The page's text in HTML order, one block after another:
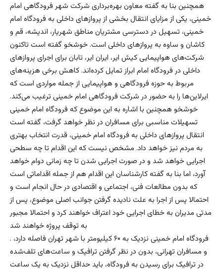
همچنین بنا به گفته معاون بهره‌برداری شرکت شهر فرودگاهی امام
خمینی، یکی از مزایای انتقال بخشی از پروازهای داخلی به فرودگاه امام
خمینی، تسهیل در دسترسی مشتریان مناطق شهریار، اندیشه، قم و
کاشان و ساوه به پروازهای داخلی است. خوشخو گفته است تاکنون
شرکت‌های هواپیمایی کیش ایر، ایران ایر، تابان برای اجرای پروازهای
داخلی در فرودگاه امام ابراز تمایل کرده‌اند. کاهش برخی هزینه‌های
مربوط به حوزه فرودگاهی و هواپیمایی از جمله مواردی است که
ایرلاین‌ها را به حضور در شرکت فرودگاهی امام خمینی ترغیب می‌کند.
خوشخو همچنین با اشاره به این موضوع که فرودگاه امام خمینی
تسهیلات مناسبی برای مسافران در نظر خواهد گرفت، گفته است
انتقال پروازهای داخلی به فرودگاه امام‌ خمینی، قدرت انتخاب بهتری
به مردم نیز خواهد داد. مشخص نیست که این اقدام تا چه سطحی
اجرایی خواهد شد و در صورت اجرایی شدن تا چه زمانی دوام خواهد
آورد، اما بنا به گفته کارشناسان این اقدام هم از جمله اقداماتی است
که بدون مطالعات فنی، اجتماعی و اقتصادی در حال انجام است و
احتمالا پس از اجرا به علت نادیده گرفتن جوانب اصلی موضوع، پس از
مدتی مدیران به خطای اجرایی خود اعتراف خواهند کرد و احتمالا مجبور
به توقف پروژه خواهند شد
. فرودگاه امام خمینی نزدیک به ۶۰ کیلیومتر با شهر تهران فاصله دارد،
و مسافران تهرانی، بدون در نظر گرفتن ترافیک و ساعت‌های تلف‌شده
در ترافیک برای رسیدن به فرودگاه، باید حداقل نزدیک به یک ساعت